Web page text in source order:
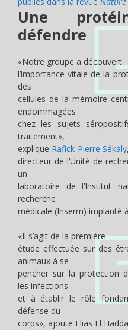
Une
défendre
«Notre groupe a découvert
l’importance vitale de la
des
cellules de la mémoire
endommagées
chez les sujets
traitement»,
explique Rafick-Pierre Sékaly,
directeur de l’Unité de
un
laboratoire de l’Institut
recherche
médicale (Inserm) implanté
«Il s’agit de la première
étude effectuée sur des
animaux à se
pencher sur la protection
les infections
et à établir le rôle
défense du
corps», ajoute Elias El